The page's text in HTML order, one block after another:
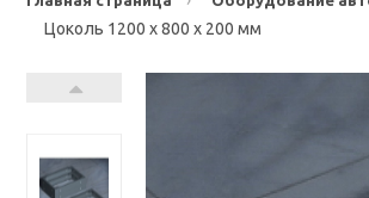
Цоколь 1200 x 800 x 200 мм